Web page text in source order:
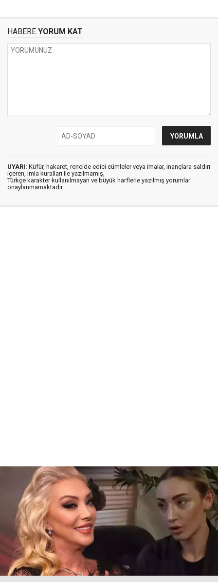
HABERE YORUM KAT
UYARI: Küfür, hakaret, rencide edici cümleler veya imalar, inançlara saldırı
içeren, imla kuralları ile yazılmamış,
Türkçe karakter kullanılmayan ve büyük harflerle yazılmış yorumlar
onaylanmamaktadır.